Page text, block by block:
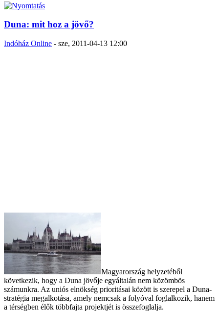
Duna: mit hoz a jövő?
Indóház Online - sze, 2011-04-13 12:00
Magyarország helyzetéből
következik, hogy a Duna jövője egyáltalán nem közömbös
számunkra. Az uniós elnökség prioritásai között is szerepel a Duna-
stratégia megalkotása, amely nemcsak a folyóval foglalkozik, hanem
a térségben élők többfajta projektjét is összefoglalja.